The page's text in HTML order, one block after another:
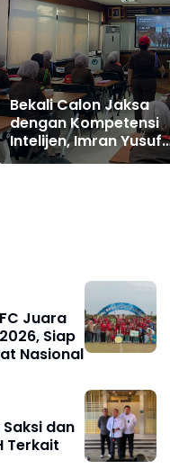
Bekali Calon Jaksa
dengan Kompetensi
Intelijen, Imran Yusuf
Tegaskan Intelijen
Juara
Siap
Nasional
dan